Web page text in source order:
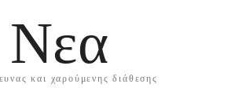
Νεα
και χαρούμενης διάθεσης